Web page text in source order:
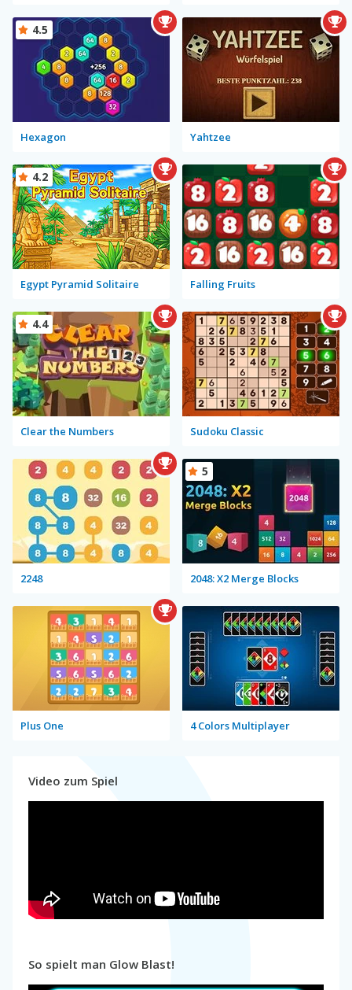
Hexagon
4.5
Yahtzee
Egypt Pyramid Solitaire
4.2
Falling Fruits
Clear the Numbers
4.4
Sudoku Classic
2248 2048: X2 Merge Blocks
5
Plus One 4 Colors Multiplayer
Video zum Spiel
So spielt man Glow Blast!